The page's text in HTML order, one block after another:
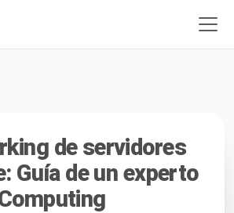
de servidores
Guía de un experto